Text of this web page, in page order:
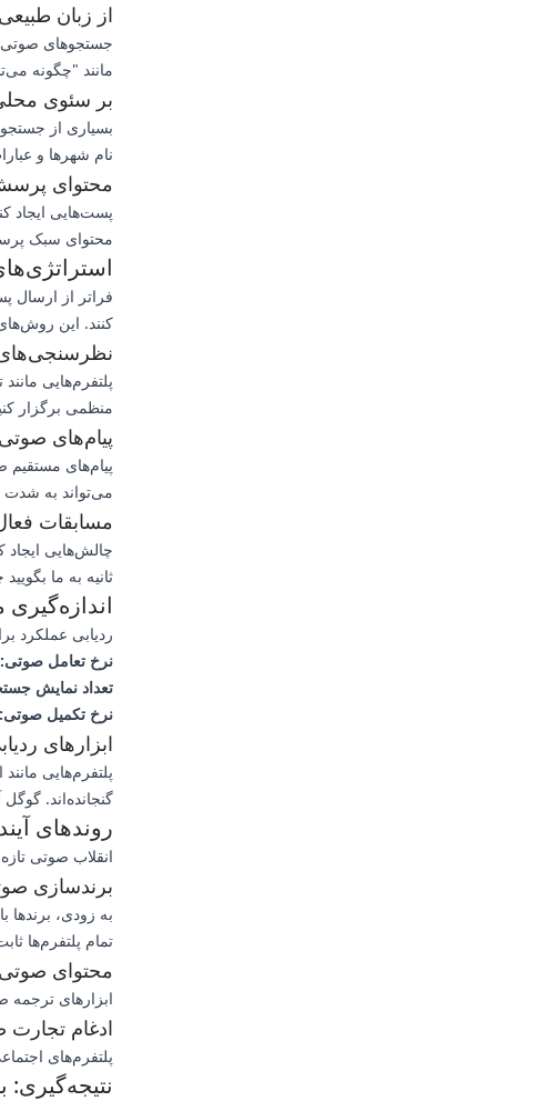
از زبان
جستجوهای صوتی
مانند "چگونه
بر سئوی
بسیاری از
نام شهرها و
محتوای
پست‌هایی ایجاد
محتوای سبک
فراتر از ارسال
کنند. این روش‌های
پلتفرم‌هایی
منظمی برگزار
پیام‌های
پیام‌های مستقیم
می‌تواند به شدت
مسابقات
ثانیه به ما
ردیابی عملکرد
نرخ تعامل صوتی:
تعداد نمایش
نرخ تکمیل صوتی:
ابزارهای
پلتفرم‌هایی
گنجانده‌اند.
روندهای
انقلاب صوتی
برندسازی
به زودی،
تمام پلتفرم‌ها
محتوای صوتی
ابزارهای ترجمه
ادغام
پلتفرم‌های